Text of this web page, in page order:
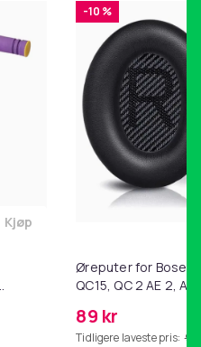
Legg Magetrener, 6-rørs
Kjøp
-10 %
Øreputer for Bose
QC15, QC 2 AE 2, AE
89 kr
Tidligere laveste pris: 99